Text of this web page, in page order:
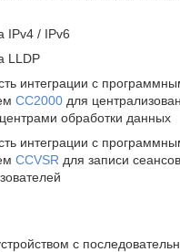
IPv4 / IPv6
LLDP
интеграции с
CC2000 для
обработки данных
интеграции с
CCVSR для записи сеансов
с